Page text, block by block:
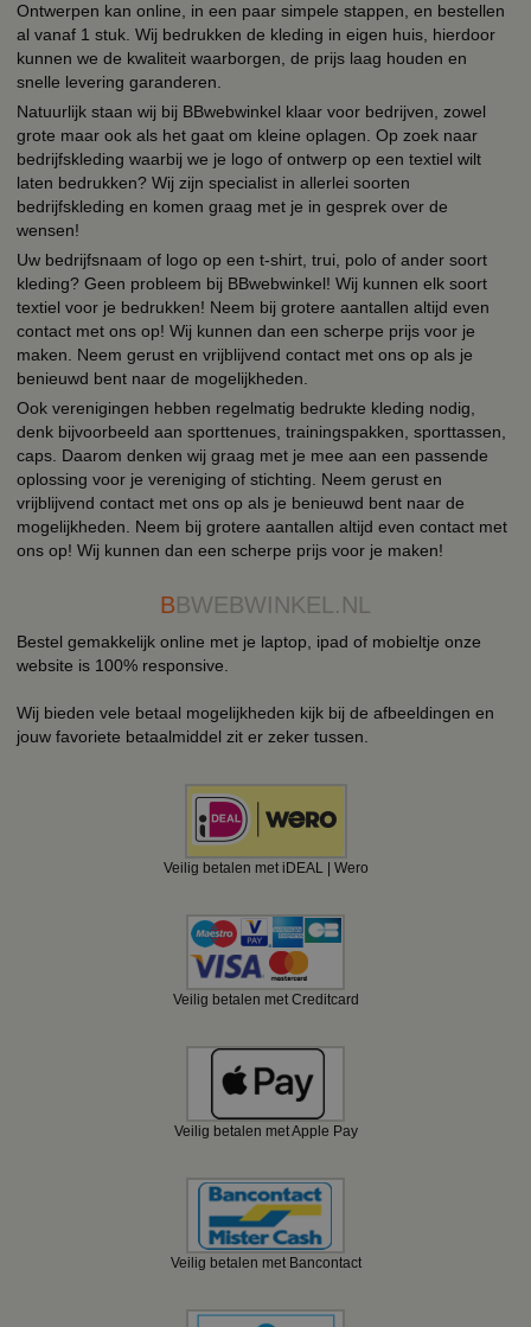
Ontwerpen kan online, in een paar simpele stappen, en bestellen
al vanaf 1 stuk. Wij bedrukken de kleding in eigen huis, hierdoor
kunnen we de kwaliteit waarborgen, de prijs laag houden en
snelle levering garanderen.
Natuurlijk staan wij bij BBwebwinkel klaar voor bedrijven, zowel
grote maar ook als het gaat om kleine oplagen. Op zoek naar
bedrijfskleding waarbij we je logo of ontwerp op een textiel wilt
laten bedrukken? Wij zijn specialist in allerlei soorten
bedrijfskleding en komen graag met je in gesprek over de
wensen!
Uw bedrijfsnaam of logo op een t-shirt, trui, polo of ander soort
kleding? Geen probleem bij BBwebwinkel! Wij kunnen elk soort
textiel voor je bedrukken! Neem bij grotere aantallen altijd even
contact met ons op! Wij kunnen dan een scherpe prijs voor je
maken. Neem gerust en vrijblijvend contact met ons op als je
benieuwd bent naar de mogelijkheden.
Ook verenigingen hebben regelmatig bedrukte kleding nodig,
denk bijvoorbeeld aan sporttenues, trainingspakken, sporttassen,
caps. Daarom denken wij graag met je mee aan een passende
oplossing voor je vereniging of stichting. Neem gerust en
vrijblijvend contact met ons op als je benieuwd bent naar de
mogelijkheden. Neem bij grotere aantallen altijd even contact met
ons op! Wij kunnen dan een scherpe prijs voor je maken!
BBWEBWINKEL.NL
Bestel gemakkelijk online met je laptop, ipad of mobieltje onze
website is 100% responsive.
Wij bieden vele betaal mogelijkheden kijk bij de afbeeldingen en
jouw favoriete betaalmiddel zit er zeker tussen.
Veilig betalen met iDEAL | Wero
Veilig betalen met Creditcard
Veilig betalen met Apple Pay
Veilig betalen met Bancontact